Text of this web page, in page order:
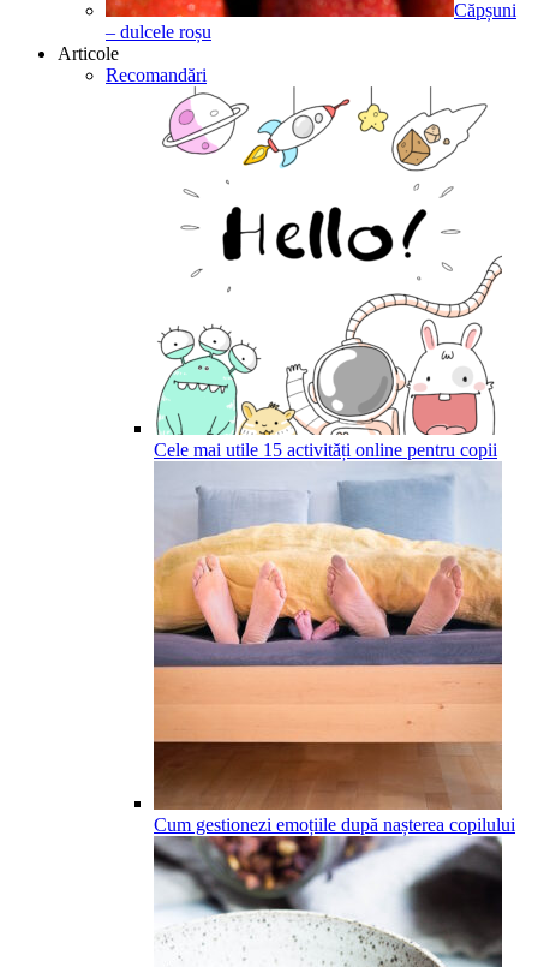
Căpșuni
– dulcele roșu
Articole
Recomandări
Cele mai utile 15 activități online pentru copii
Cum gestionezi emoțiile după nașterea copilului